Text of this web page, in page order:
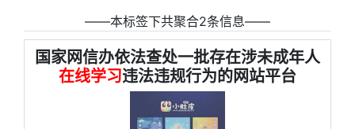
――本标签下共聚合2条信息――
国家网信办依法查处一批存在涉未成年人
在线学习违法违规行为的网站平台